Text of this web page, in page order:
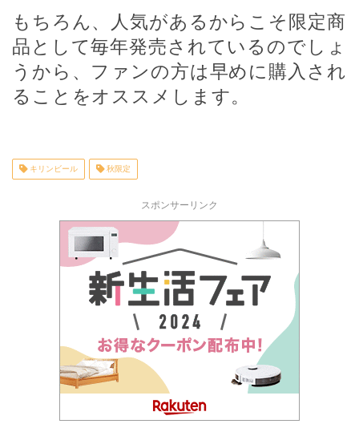
もちろん、人気があるからこそ限定商
品として毎年発売されているのでしょ
うから、ファンの方は早めに購入され
ることをオススメします。
キリンビール 秋限定
スポンサーリンク